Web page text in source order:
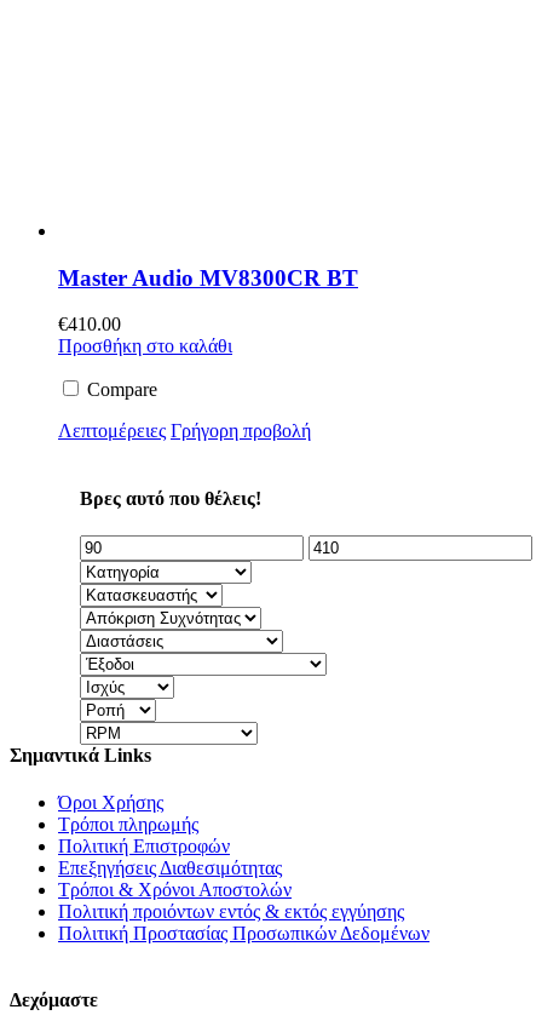
Master Audio MV8300CR BT
€410.00
Προσθήκη στο καλάθι
Compare
Λεπτομέρειες Γρήγορη προβολή
Βρες αυτό που θέλεις!
Σημαντικά Links
Όροι Χρήσης
Τρόποι πληρωμής
Πολιτική Επιστροφών
Επεξηγήσεις Διαθεσιμότητας
Τρόποι & Χρόνοι Αποστολών
Πολιτική προιόντων εντός & εκτός εγγύησης
Πολιτική Προστασίας Προσωπικών Δεδομένων
Δεχόμαστε